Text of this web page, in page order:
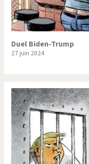
Duel Biden-Trump
27 juin 2024